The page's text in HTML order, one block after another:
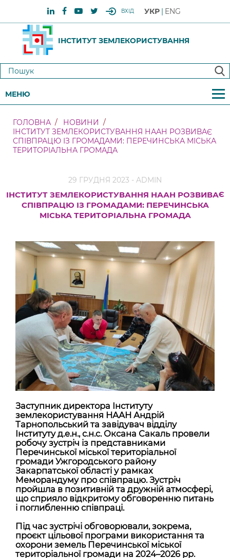
ВХІД УКР ENG
ІНСТИТУТ ЗЕМЛЕКОРИСТУВАННЯ
МЕНЮ
ГОЛОВНА
НОВИНИ
ІНСТИТУТ ЗЕМЛЕКОРИСТУВАННЯ НААН РОЗВИВАЄ
СПІВПРАЦЮ ІЗ ГРОМАДАМИ: ПЕРЕЧИНСЬКА МІСЬКА
ТЕРИТОРІАЛЬНА ГРОМАДА
29 ГРУДНЯ 2023 - ADMIN
ІНСТИТУТ ЗЕМЛЕКОРИСТУВАННЯ НААН РОЗВИВАЄ
СПІВПРАЦЮ ІЗ ГРОМАДАМИ: ПЕРЕЧИНСЬКА
МІСЬКА ТЕРИТОРІАЛЬНА ГРОМАДА
Заступник директора Інституту
землекористування НААН Андрій
Тарнопольський та завідувач відділу
Інституту д.е.н., с.н.с. Оксана Сакаль провели
робочу зустріч із представниками
Перечинської міської територіальної
громади Ужгородського району
Закарпатської області у рамках
Меморандуму про співпрацю. Зустріч
пройшла в позитивній та дружній атмосфері,
що сприяло відкритому обговоренню питань
і поглибленню співпраці.
Під час зустрічі обговорювали, зокрема,
проєкт цільової програми використання та
охорони земель Перечинської міської
територіальної громади на 2024–2026 рр.